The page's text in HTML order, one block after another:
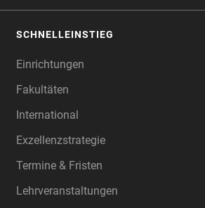
SCHNELLEINSTIEG
Einrichtungen
Fakultäten
International
Exzellenzstrategie
Termine & Fristen
Lehrveranstaltungen